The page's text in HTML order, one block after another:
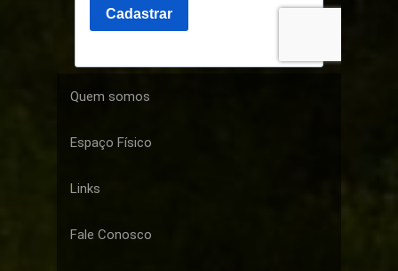
Quem somos
Espaço Físico
Links
Fale Conosco